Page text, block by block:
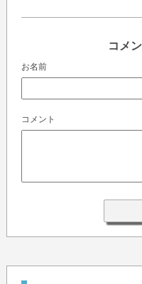
コメ
お名前
コメント